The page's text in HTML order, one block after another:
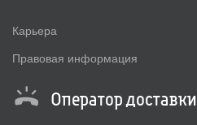
Карьера
Правовая информация
Оператор доставки